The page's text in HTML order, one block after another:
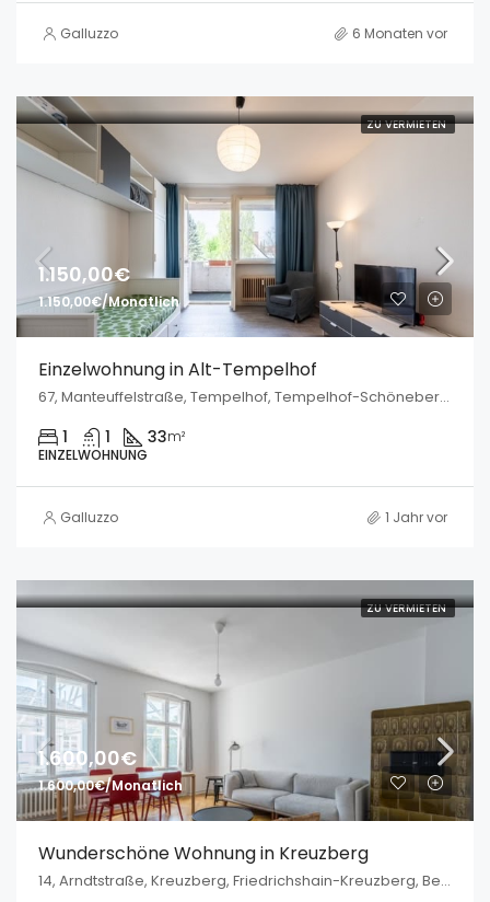
Galluzzo 6 Monaten vor
ZU VERMIETEN
1.150,00€
1.150,00€/Monatlich
Einzelwohnung in Alt-Tempelhof
67, Manteuffelstraße, Tempelhof, Tempelhof-Schöneberg, Berlin, Teltow, 12103, Deutschland
1 1 33m²
EINZELWOHNUNG
Galluzzo 1 Jahr vor
ZU VERMIETEN
1.600,00€
1.600,00€/Monatlich
Wunderschöne Wohnung in Kreuzberg
14, Arndtstraße, Kreuzberg, Friedrichshain-Kreuzberg, Berlin, 10965, Deutschland